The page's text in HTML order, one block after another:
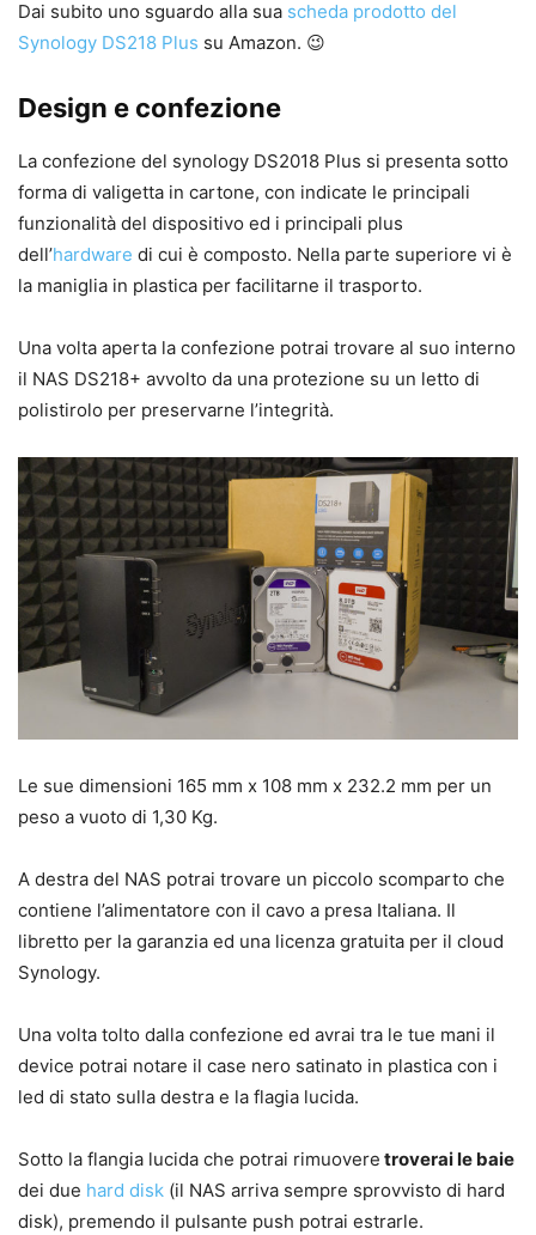
Dai subito uno sguardo alla sua scheda prodotto del
Synology DS218 Plus su Amazon. 😉
Design e confezione
La confezione del synology DS2018 Plus si presenta sotto
forma di valigetta in cartone, con indicate le principali
funzionalità del dispositivo ed i principali plus
dell’hardware di cui è composto. Nella parte superiore vi è
la maniglia in plastica per facilitarne il trasporto.
Una volta aperta la confezione potrai trovare al suo interno
il NAS DS218+ avvolto da una protezione su un letto di
polistirolo per preservarne l’integrità.
Le sue dimensioni 165 mm x 108 mm x 232.2 mm per un
peso a vuoto di 1,30 Kg.
A destra del NAS potrai trovare un piccolo scomparto che
contiene l’alimentatore con il cavo a presa Italiana. Il
libretto per la garanzia ed una licenza gratuita per il cloud
Synology.
Una volta tolto dalla confezione ed avrai tra le tue mani il
device potrai notare il case nero satinato in plastica con i
led di stato sulla destra e la flagia lucida.
Sotto la flangia lucida che potrai rimuovere troverai le baie
dei due hard disk (il NAS arriva sempre sprovvisto di hard
disk), premendo il pulsante push potrai estrarle.